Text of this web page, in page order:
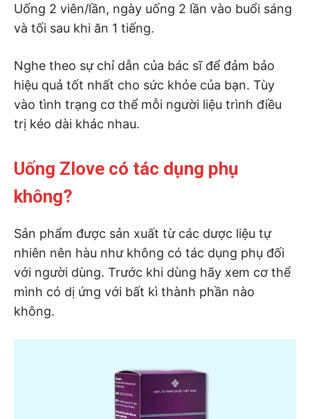
Uống 2 viên/lần, ngày uống 2 lần vào buổi sáng
và tối sau khi ăn 1 tiếng.
Nghe theo sự chỉ dẫn của bác sĩ để đảm bảo
hiệu quả tốt nhất cho sức khỏe của bạn. Tùy
vào tình trạng cơ thể mỗi người liệu trình điều
trị kéo dài khác nhau.
Uống Zlove có tác dụng phụ
không?
Sản phẩm được sản xuất từ các dược liệu tự
nhiên nên hàu như không có tác dụng phụ đối
với người dùng. Trước khi dùng hãy xem cơ thể
mình có dị ứng với bất kì thành phần nào
không.